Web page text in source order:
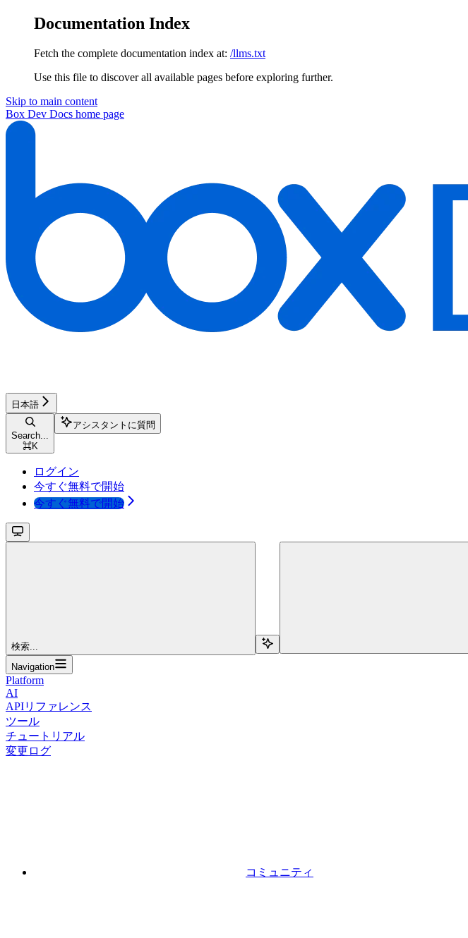
Documentation Index
Fetch the complete documentation index at: /llms.txt
Use this file to discover all available pages before exploring further.
Skip to main content
Box Dev Docs home page
日本語
Search...
⌘K
アシスタントに質問
ログイン
今すぐ無料で開始
今すぐ無料で開始
検索...
Navigation
Platform
AI
APIリファレンス
ツール
チュートリアル
変更ログ
コミュニティ